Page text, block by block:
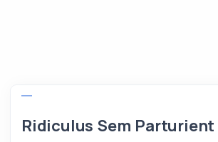
Ridiculus Sem Parturient